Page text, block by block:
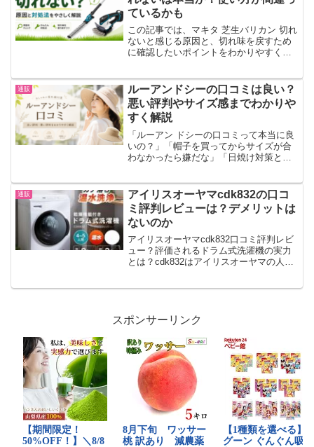
ているかも
この記事では、マキタ 芝生バリカン 切れ
ないと感じる原因と、切れ味を戻すため
に確認したいポイントをわかりやすく解
必ずしも故障とは限りません。刃に付着
した芝や土、注油不足...
通販
ルーアンドシーの口コミは良い？
悪い評判やサイズ感までわかりや
すく解説
「ルーアン ドシーの口コミって本当に良
いの？」「帽子を買ってからサイズが合
わなかったら嫌だな」「日焼け対策とし
つばの広さ・サイズ展開・発送の早さで
良い口コミが多い帽子...
通販
アイリスオーヤマcdk832の口コ
ミ評判レビューは？デメリットは
ないのか
アイリスオーヤマcdk832口コミ評判レビ
ュー？評価されるドラム式洗濯機の実力
とは？cdk832はアイリスオーヤマの人気
スポンサーリンク